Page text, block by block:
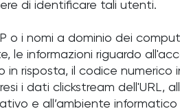
di identificare tali utenti.
o i nomi a dominio dei
le informazioni riguardo
risposta, il codice
i dati clickstream dell'URL,
e all’ambiente informatico